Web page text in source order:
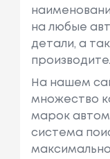
на любые
детали, а
На нашем
множество
марок
система